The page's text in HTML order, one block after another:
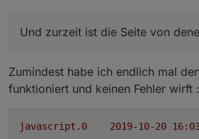
Und zurzeit ist die Seite von
Zumindest habe ich endlich mal
funktioniert und keinen Fehler wirft
javascript.0